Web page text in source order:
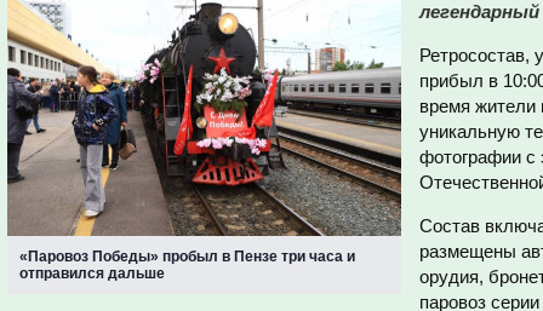
«Паровоз Победы» пробыл в Пензе три часа и
отправился дальше
Ретросостав,
прибыл в
время жители
уникальную
фотографии с
Состав
размещены
орудия,
паровоз